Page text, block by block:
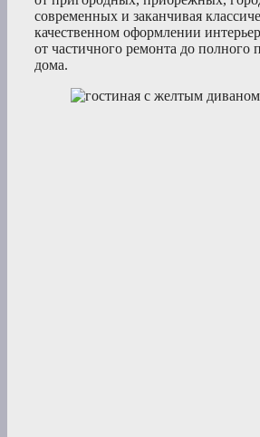
современных и заканчивая
качественном оформлении
от частичного ремонта до полного
дома.